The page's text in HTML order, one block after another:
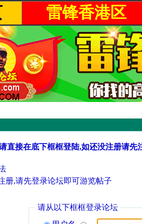
雷锋香港区
直接在底下框框登陆,如还没注册请先
册,请先登录论坛即可游览帖子
请从以下框框登录论坛